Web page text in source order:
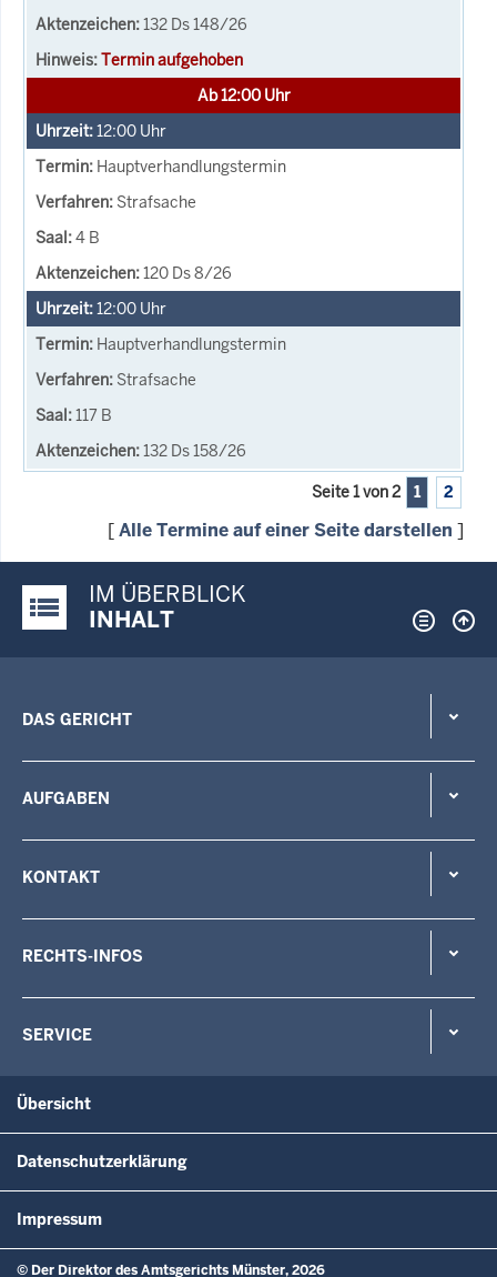
132 Ds 148/26
Termin aufgehoben
Ab 12:00 Uhr
12:00 Uhr
Hauptverhandlungstermin
Strafsache
4 B
120 Ds 8/26
12:00 Uhr
Hauptverhandlungstermin
Strafsache
117 B
132 Ds 158/26
Seite 1 von 2 1 2
[Alle Termine auf einer Seite darstellen ]
Justiz-Portal im Überblick:
IM ÜBERBLICK
INHALT
DAS GERICHT
AUFGABEN
KONTAKT
RECHTS-INFOS
SERVICE
Übersicht
Datenschutzerklärung
Impressum
© Der Direktor des Amtsgerichts Münster, 2026